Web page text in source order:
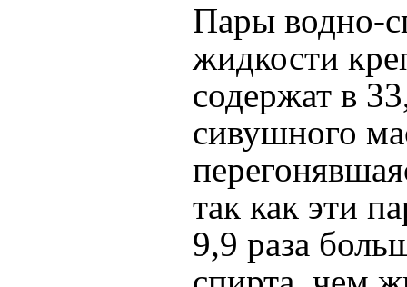
Пары водно-
жидкости
содержат в
сивушного
так как эти
9,9 раза